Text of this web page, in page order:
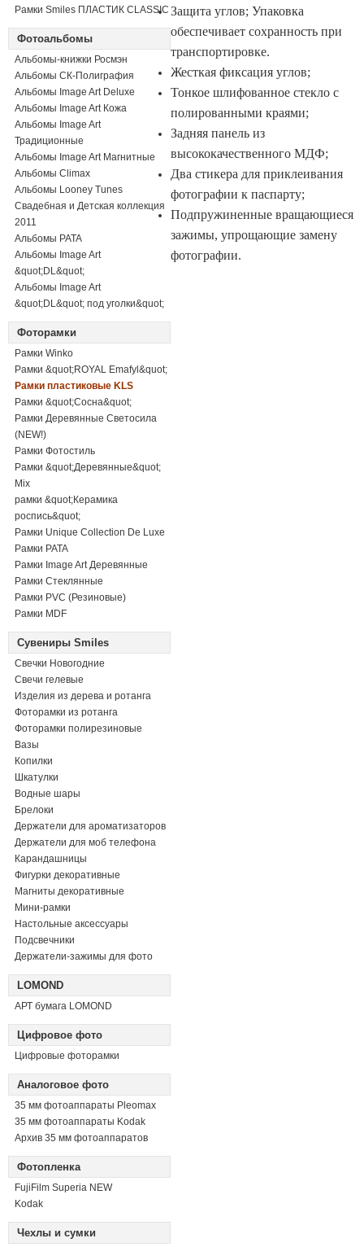
Рамки Smiles ПЛАСТИК CLASSIC
Фотоальбомы
Альбомы-книжки Росмэн
Альбомы СК-Полиграфия
Альбомы Image Art Deluxe
Альбомы Image Art Кожа
Альбомы Image Art
Традиционные
Альбомы Image Art Магнитные
Альбомы Climax
Альбомы Looney Tunes
Свадебная и Детская коллекция
2011
Альбомы PATA
Альбомы Image Art
&quot;DL&quot;
Альбомы Image Art
&quot;DL&quot; под уголки&quot;
Фоторамки
Рамки Winko
Рамки &quot;ROYAL Emafyl&quot;
Рамки пластиковые KLS
Рамки &quot;Сосна&quot;
Рамки Деревянные Светосила
(NEW!)
Рамки Фотостиль
Рамки &quot;Деревянные&quot;
Mix
рамки &quot;Керамика
роспись&quot;
Рамки Unique Collection De Luxe
Рамки PATA
Рамки Image Art Деревянные
Рамки Стеклянные
Рамки PVC (Резиновые)
Рамки MDF
Сувениры Smiles
Свечки Новогодние
Свечи гелевые
Изделия из дерева и ротанга
Фоторамки из ротанга
Фоторамки полирезиновые
Вазы
Копилки
Шкатулки
Водные шары
Брелоки
Держатели для ароматизаторов
Держатели для моб телефона
Карандашницы
Фигурки декоративные
Магниты декоративные
Мини-рамки
Настольные аксессуары
Подсвечники
Держатели-зажимы для фото
LOMOND
АРТ бумага LOMOND
Цифровое фото
Цифровые фоторамки
Аналоговое фото
35 мм фотоаппараты Pleomax
35 мм фотоаппараты Kodak
Архив 35 мм фотоаппаратов
Фотопленка
FujiFilm Superia NEW
Kodak
Чехлы и сумки
Защита углов; Упаковка
обеспечивает сохранность при
транспортировке.
Жесткая фиксация углов;
Тонкое шлифованное стекло с
полированными краями;
Задняя панель из
высококачественного МДФ;
Два стикера для приклеивания
фотографии к паспарту;
Подпружиненные вращающиеся
зажимы, упрощающие замену
фотографии.